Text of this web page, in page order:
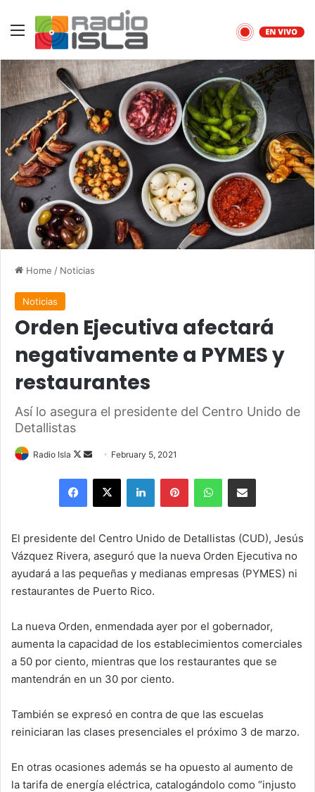
Menu
Home / Noticias
Noticias
Orden Ejecutiva afectará
negativamente a PYMES y
restaurantes
Así lo asegura el presidente del Centro Unido de
Detallistas
Radio Isla
Follow
Send
email
February 5, 2021
Facebook
X LinkedInPinterestWhatsAppShare via Email
El presidente del Centro Unido de Detallistas (CUD), Jesús
Vázquez Rivera, aseguró que la nueva Orden Ejecutiva no
ayudará a las pequeñas y medianas empresas (PYMES) ni
restaurantes de Puerto Rico.
La nueva Orden, enmendada ayer por el gobernador,
aumenta la capacidad de los establecimientos comerciales
a 50 por ciento, mientras que los restaurantes que se
mantendrán en un 30 por ciento.
También se expresó en contra de que las escuelas
reiniciaran las clases presenciales el próximo 3 de marzo.
En otras ocasiones además se ha opuesto al aumento de
la tarifa de energía eléctrica, catalogándolo como “injusto